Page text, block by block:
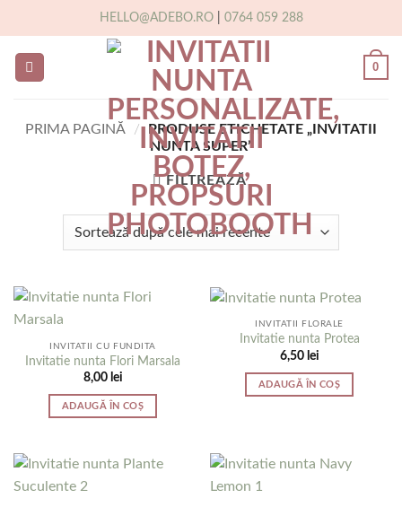
content
HELLO@ADEBO.RO| 0764 059 288
0
PRIMA PAGINĂ / PRODUSE ETICHETATE „INVITATII
NUNTA SUPER”
FILTREAZĂ
INVITATII CU FUNDITA
Invitatie nunta Flori Marsala
8,00 lei
ADAUGĂ ÎN COȘ
INVITATII FLORALE
Invitatie nunta Protea
6,50 lei
ADAUGĂ ÎN COȘ